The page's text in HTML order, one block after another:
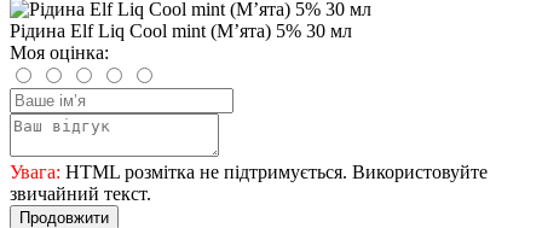
Рідина Elf Liq Cool mint (Мʼята) 5% 30 мл
Моя оцінка:
Увага: HTML розмітка не підтримується. Використовуйте
звичайний текст.
Продовжити